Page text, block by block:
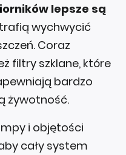
lepsze są
wychwycić
Coraz
filtry szklane, które
bardzo
żywotność.
i objętości
cały system